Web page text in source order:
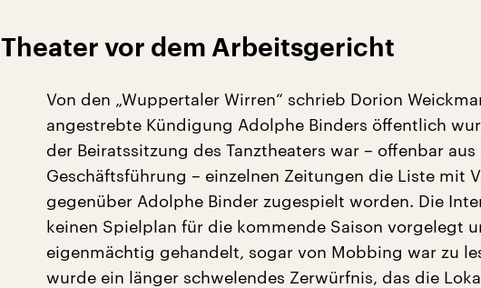
Theater vor dem Arbeitsgericht
Von den „Wuppertaler Wirren“ schrieb Dorion
angestrebte Kündigung Adolphe Binders öffentlich
der Beiratssitzung des Tanztheaters war – offenbar aus
Geschäftsführung – einzelnen Zeitungen die Liste mit
gegenüber Adolphe Binder zugespielt worden. Die
keinen Spielplan für die kommende Saison vorgelegt
eigenmächtig gehandelt, sogar von Mobbing war zu
wurde ein länger schwelendes Zerwürfnis, das die